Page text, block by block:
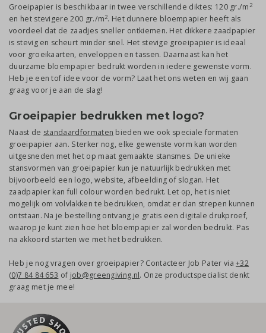
Groeipapier is beschikbaar in twee verschillende diktes: 120 gr./m2
en het stevigere 200 gr./m2. Het dunnere bloempapier heeft als
voordeel dat de zaadjes sneller ontkiemen. Het dikkere zaadpapier
is stevig en scheurt minder snel. Het stevige groeipapier is ideaal
voor groeikaarten, enveloppen en tassen. Daarnaast kan het
duurzame bloempapier bedrukt worden in iedere gewenste vorm.
Heb je een tof idee voor de vorm? Laat het ons weten en wij gaan
graag voor je aan de slag!
Groeipapier bedrukken met logo?
Naast de standaardformaten bieden we ook speciale formaten
groeipapier aan. Sterker nog, elke gewenste vorm kan worden
uitgesneden met het op maat gemaakte stansmes. De unieke
stansvormen van groeipapier kun je natuurlijk bedrukken met
bijvoorbeeld een logo, website, afbeelding of slogan. Het
zaadpapier kan full colour worden bedrukt. Let op, het is niet
mogelijk om volvlakken te bedrukken, omdat er dan strepen kunnen
ontstaan. Na je bestelling ontvang je gratis een digitale drukproef,
waarop je kunt zien hoe het bloempapier zal worden bedrukt. Pas
na akkoord starten we met het bedrukken.
Heb je nog vragen over groeipapier? Contacteer Job Pater via+32
(0)7 84 84 653 of job@greengiving.nl. Onze productspecialist denkt
graag met je mee!